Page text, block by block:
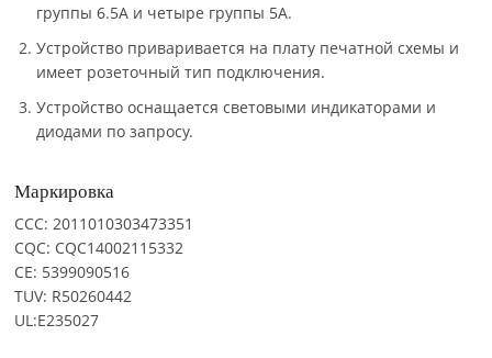
группы 6.5A и четыре группы 5A.
Устройство приваривается на плату печатной схемы и
имеет розеточный тип подключения.
Устройство оснащается световыми индикаторами и
диодами по запросу.
Маркировка
CCC: 2011010303473351
CQC: CQC14002115332
CE: 5399090516
TUV: R50260442
UL:E235027